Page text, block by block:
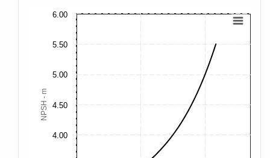
NPSH - m
4.00
4.50
5.00
5.50
6.00